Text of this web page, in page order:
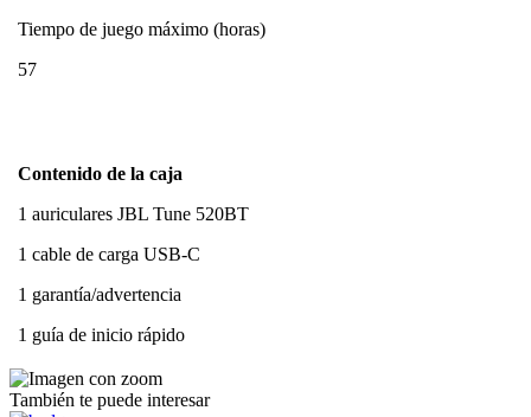
Tiempo de juego máximo (horas)
57
Contenido de la caja
1 auriculares JBL Tune 520BT
1 cable de carga USB-C
1 garantía/advertencia
1 guía de inicio rápido
También te puede interesar